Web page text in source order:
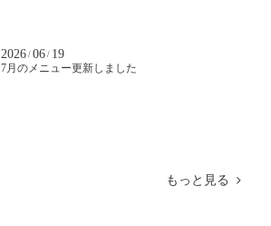
2026 / 06 / 19
7月のメニュー更新しました
もっと見る